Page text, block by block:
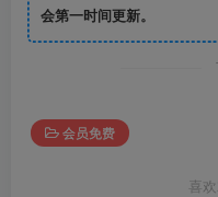
会第一时间更新。
会员免费
喜